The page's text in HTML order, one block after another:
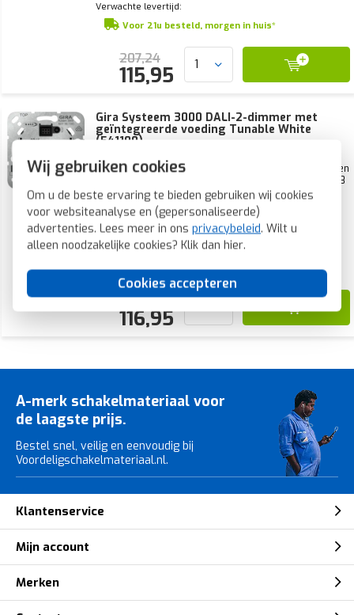
Wij gebruiken cookies
Om u de beste ervaring te bieden gebruiken wij cookies
voor websiteanalyse en (gepersonaliseerde)
advertenties. Lees meer in ons privacybeleid. Wilt u
alleen noodzakelijke cookies? Klik dan hier.
Cookies accepteren
Verwachte levertijd:
Voor 21u besteld, morgen in huis*
207,24
115,95
Gira Systeem 3000 DALI-2-dimmer met
geïntegreerde voeding Tunable White
(541100)
Compacte DALI-2 single-master voor schakelen, dimmen
en Tunable White-regeling van lampen. Geschikt voor 18
DALI-deelnemers, met lichtwaardegeheugen en
nevenunit-ingang. Inbouw, 230V, 2,8W.
Voorraad:
10 stuk(s)
Verwachte levertijd:
Voor 21u besteld, morgen in huis*
209,95
116,95
A-merk schakelmateriaal voor
de laagste prijs.
Bestel snel, veilig en eenvoudig bij
Voordeligschakelmateriaal.nl.
Klantenservice
Mijn account
Merken